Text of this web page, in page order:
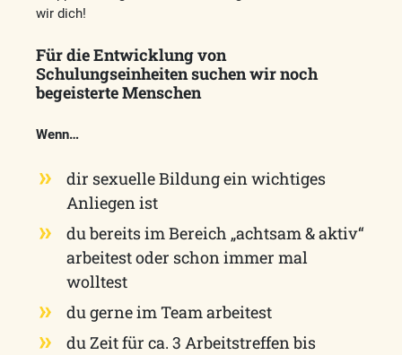
wir dich!
Für die Entwicklung von
Schulungseinheiten suchen wir noch
begeisterte Menschen
Wenn…
dir sexuelle Bildung ein wichtiges
Anliegen ist
du bereits im Bereich „achtsam & aktiv“
arbeitest oder schon immer mal
wolltest
du gerne im Team arbeitest
du Zeit für ca. 3 Arbeitstreffen bis